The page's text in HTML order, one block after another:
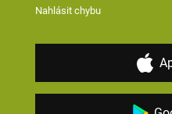
Nahlásit chybu